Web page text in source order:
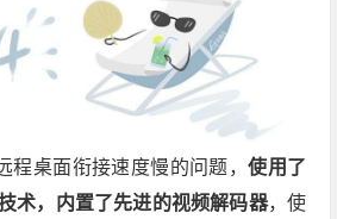
程桌面衔接速度慢的问题，使用了
术，内置了先进的视频解码器，使